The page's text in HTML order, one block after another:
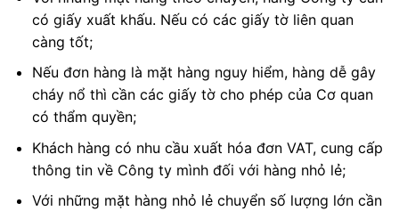
có giấy xuất khấu. Nếu có các giấy tờ liên quan
càng tốt;
Nếu đơn hàng là mặt hàng nguy hiểm, hàng dễ gây
cháy nổ thì cần các giấy tờ cho phép của Cơ quan
có thẩm quyền;
Khách hàng có nhu cầu xuất hóa đơn VAT, cung cấp
thông tin về Công ty mình đối với hàng nhỏ lẻ;
Với những mặt hàng nhỏ lẻ chuyển số lượng lớn cần